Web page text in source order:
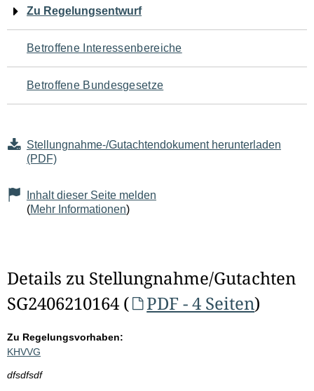
den
Seiteninhalt
Zu Regelungsentwurf
Betroffene Interessenbereiche
Betroffene Bundesgesetze
Stellungnahme-/Gutachtendokument herunterladen
(PDF)
Inhalt dieser Seite melden
(Mehr Informationen)
Details zu Stellungnahme/Gutachten
SG2406210164 (
PDF - 4 Seiten)
Zu Regelungsvorhaben:
KHVVG
dfsdfsdf